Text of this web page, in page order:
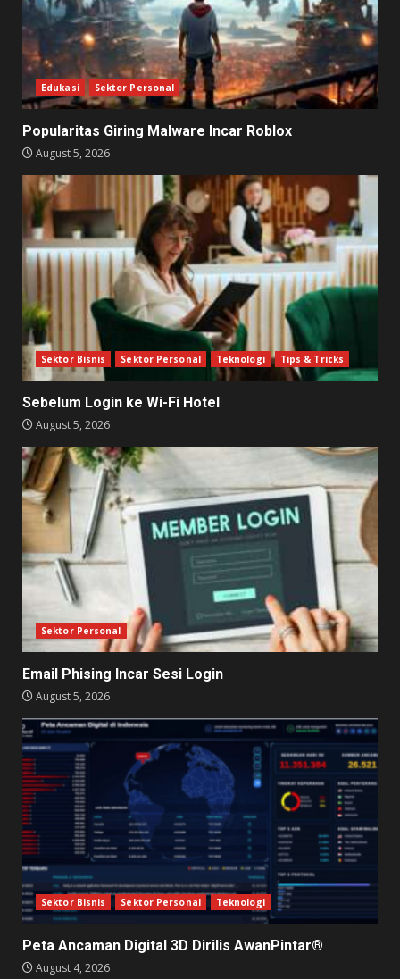
Edukasi Sektor Personal
Popularitas Giring Malware Incar Roblox
August 5, 2026
Sektor Bisnis Sektor Personal Teknologi Tips & Tricks
Sebelum Login ke Wi-Fi Hotel
August 5, 2026
Sektor Personal
Email Phising Incar Sesi Login
August 5, 2026
Sektor Bisnis Sektor Personal Teknologi
Peta Ancaman Digital 3D Dirilis AwanPintar®
August 4, 2026